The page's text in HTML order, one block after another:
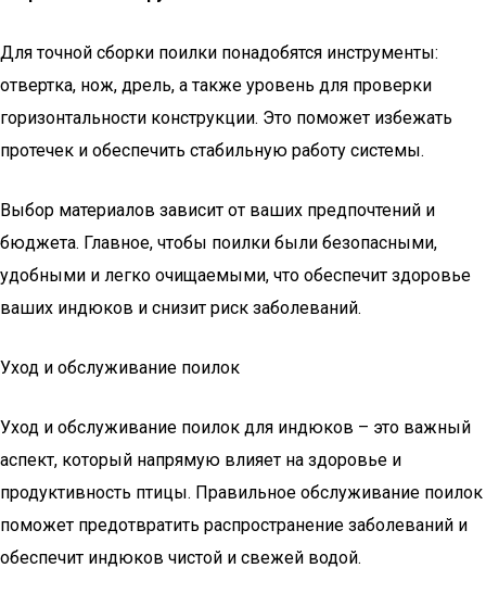
Для точной сборки поилки понадобятся инструменты:
отвертка, нож, дрель, а также уровень для проверки
горизонтальности конструкции. Это поможет избежать
протечек и обеспечить стабильную работу системы.
Выбор материалов зависит от ваших предпочтений и
бюджета. Главное, чтобы поилки были безопасными,
удобными и легко очищаемыми, что обеспечит здоровье
ваших индюков и снизит риск заболеваний.
Уход и обслуживание поилок
Уход и обслуживание поилок для индюков – это важный
аспект, который напрямую влияет на здоровье и
продуктивность птицы. Правильное обслуживание поилок
поможет предотвратить распространение заболеваний и
обеспечит индюков чистой и свежей водой.